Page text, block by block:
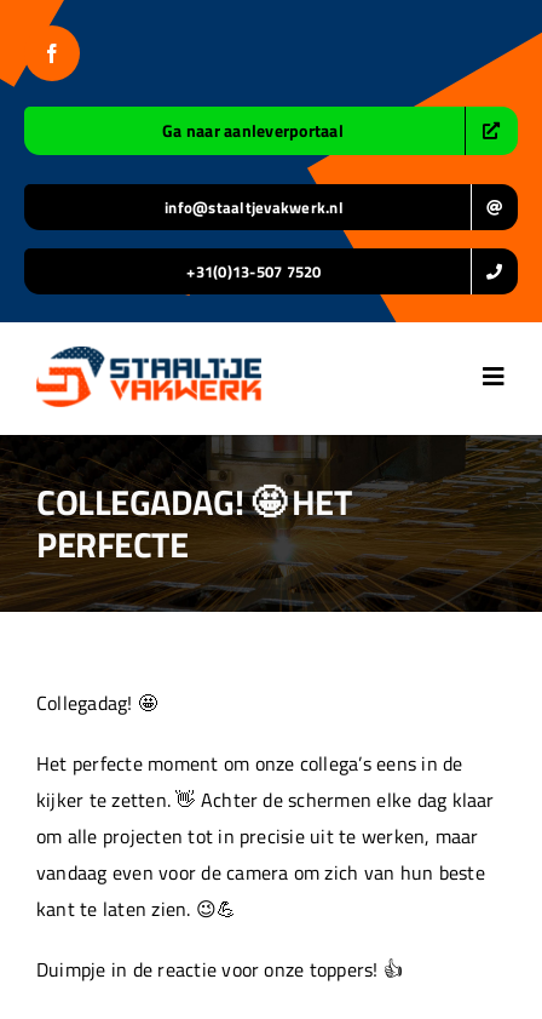
inhoud
Ga naar aanleverportaal
info@staaltjevakwerk.nl
+31(0)13-507 7520
Home
Over ons
Machinepark
Werken bij
COLLEGADAG! 🤩 HET
PERFECTE
Collegadag! 🤩
Het perfecte moment om onze collega’s eens in de
kijker te zetten. 👋 Achter de schermen elke dag klaar
om alle projecten tot in precisie uit te werken, maar
vandaag even voor de camera om zich van hun beste
kant te laten zien. 😉💪
Duimpje in de reactie voor onze toppers! 👍